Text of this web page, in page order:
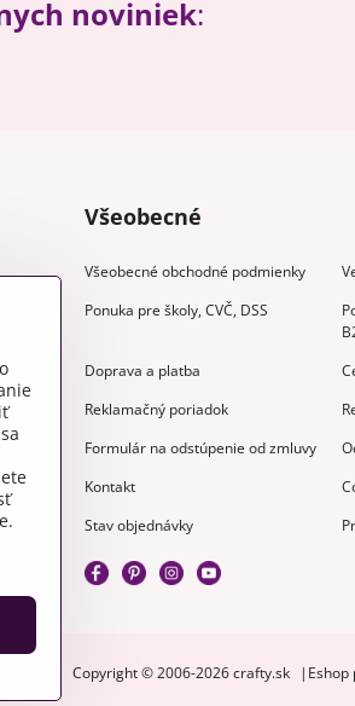
noviniek:
Všeobecné
Všeobecné obchodné podmienky
Ponuka pre školy, CVČ, DSS
Doprava a platba
Reklamačný poriadok
Formulár na odstúpenie od zmluvy
Kontakt
Stav objednávky
Copyright © 2006-2026 crafty.sk